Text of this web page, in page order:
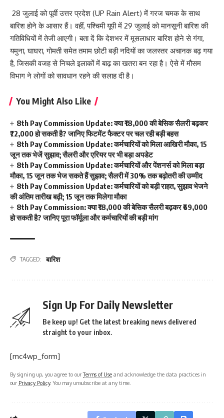
28 जुलाई को पूर्वी उत्तर प्रदेश (UP Rain Alert) में गरज चमक के साथ
बारिश होने के आसार हैं। वहीं, पश्चिमी यूपी में 29 जुलाई को मानसूनी बारिश की
गतिविधियों में तेजी आएगी। बता दें कि देशभर में मूसलाधार बारिश होने से गंगा,
यमुना, घाघरा, गोमती समेत तमाम छोटी बड़ी नदियों का जलस्तर अचानक बढ़ गया
है, जिसकी वजह से निचले इलाकों में बाढ़ का खतरा बन रहा है। ऐसे में मौसम
विभाग ने लोगों को सावधान रहने की सलाह दी है।
You Might Also Like
8th Pay Commission Update: क्या ₹18,000 की बेसिक सैलरी बढ़कर
₹72,000 हो सकती है? जानिए फिटमेंट फैक्टर पर चल रही बड़ी बहस
8th Pay Commission Update: कर्मचारियों को मिला आखिरी मौका, 15
जून तक भेजें सुझाव; सैलरी और एरियर पर भी बड़ा अपडेट
8th Pay Commission Update: कर्मचारियों और पेंशनर्स को मिला बड़ा
मौका, 15 जून तक भेज सकते हैं सुझाव; सैलरी में 30% तक बढ़ोतरी की उम्मीद
8th Pay Commission Update: कर्मचारियों को बड़ी राहत, सुझाव भेजने
की अंतिम तारीख बढ़ी; 15 जून तक मिलेगा मौका
8th Pay Commission: क्या ₹18,000 की बेसिक सैलरी बढ़कर ₹69,000
हो सकती है? जानिए पूरा फॉर्मूला और कर्मचारियों की बड़ी मांग
TAGGED: बारिश
Sign Up For Daily Newsletter
Be keep up! Get the latest breaking news delivered
straight to your inbox.
[mc4wp_form]
By signing up, you agree to ourTerms of Use and acknowledge the data practices in
our Privacy Policy. You may unsubscribe at any time.